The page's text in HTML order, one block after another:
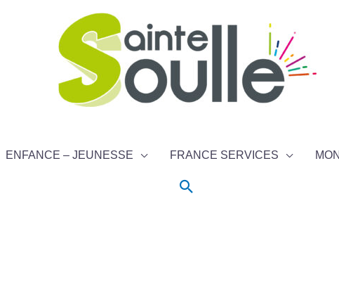
ENFANCE – JEUNESSE FRANCE SERVICES
Rechercher